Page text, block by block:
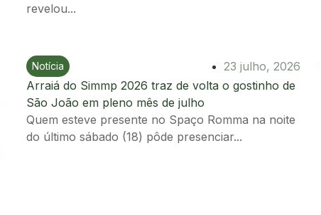
revelou...
Ir para postagem
Notícia
23 julho, 2026
Arraiá do Simmp 2026 traz de volta o gostinho de
São João em pleno mês de julho
Quem esteve presente no Spaço Romma na noite
do último sábado (18) pôde presenciar...